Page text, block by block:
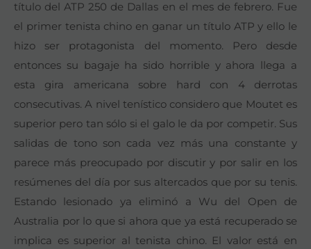
título del ATP 250 de Dallas en el mes de febrero. Fue
el primer tenista chino en ganar un título ATP y ello le
hizo ser protagonista del momento. Pero desde
entonces su bagaje ha sido horrible y ahora llega a
esta gira americana sobre hard con 4 derrotas
consecutivas. A nivel tenístico considero que Moutet es
superior pero tan sólo si el galo le da por competir. Sus
salidas de tono son cada vez más una constante y
parece más preocupado por discutir y por salir en los
resúmenes del día por sus altercados que por su tenis.
Estando lesionado ya eliminó a Wu del Open de
Australia por lo que si ahora que ya está recuperado se
implica es superior al tenista chino. El valor está en